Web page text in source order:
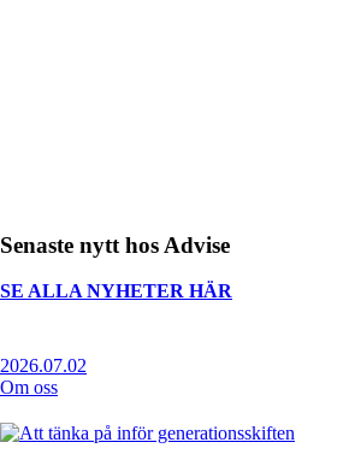
Senaste nytt hos Advise
SE ALLA NYHETER HÄR
2026.07.02
Om oss